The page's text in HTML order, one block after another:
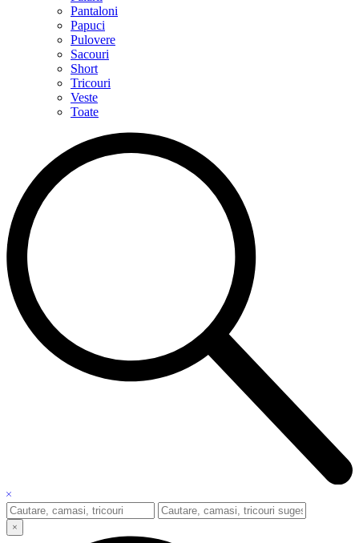
Pantaloni
Papuci
Pulovere
Sacouri
Short
Tricouri
Veste
Toate